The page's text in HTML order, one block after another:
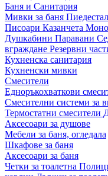
Баня и Санитария
Мивки за баня
Писоари Казанчета
Душкабини Паравани
вграждане Резервни
Кухненска санитария
Кухненски мивки
Смесители
Едноръкохваткови
Смесителни системи за
Термостатни смесители
Аксесоари за душове
Мебели за баня, огледала
Шкафове за баня
Аксесоари за баня
Четки за тоалетна